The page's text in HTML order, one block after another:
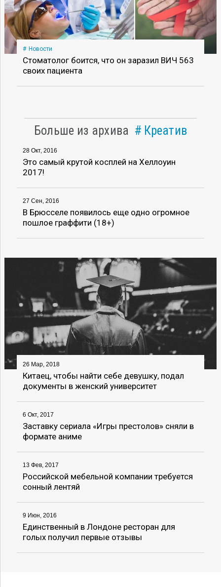
Новости
Стоматолог боится, что он заразил ВИЧ 563
своих пациента
Больше из архива Креатив
28 Окт, 2016
Это самый крутой косплей на Хеллоуин
2017!
27 Сен, 2016
В Брюсселе появилось еще одно огромное
пошлое граффити (18+)
26 Мар, 2018
Китаец, чтобы найти себе девушку, подал
документы в женский университет
6 Окт, 2017
Заставку сериала «Игры престолов» сняли в
формате аниме
13 Фев, 2017
Российской мебельной компании требуется
сонный лентяй
9 Июн, 2016
Единственный в Лондоне ресторан для
голых получил первые отзывы